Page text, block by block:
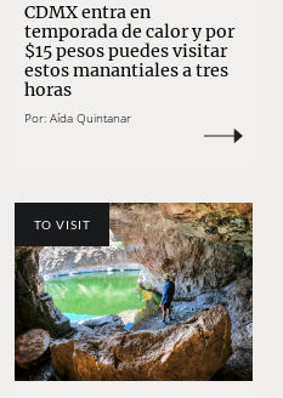
CDMX entra en
temporada de calor y por
$15 pesos puedes visitar
estos manantiales a tres
horas
Por: Aída Quintanar
TO VISIT